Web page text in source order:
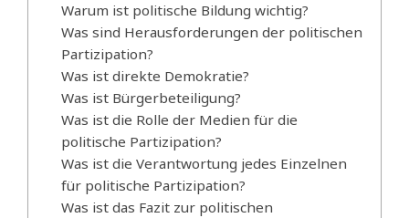
Warum ist politische Bildung wichtig?
Was sind Herausforderungen der politischen
Partizipation?
Was ist direkte Demokratie?
Was ist Bürgerbeteiligung?
Was ist die Rolle der Medien für die
politische Partizipation?
Was ist die Verantwortung jedes Einzelnen
für politische Partizipation?
Was ist das Fazit zur politischen